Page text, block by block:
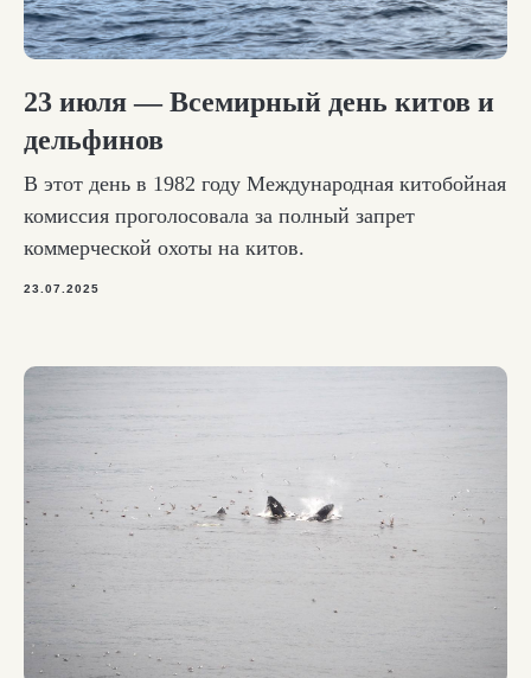
23 июля — Всемирный день китов и
дельфинов
В этот день в 1982 году Международная китобойная
комиссия проголосовала за полный запрет
коммерческой охоты на китов.
23.07.2025